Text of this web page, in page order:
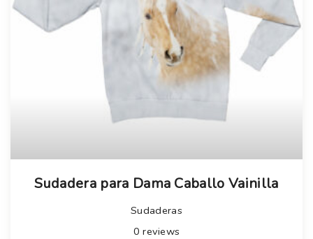
Sudadera para Dama Caballo Vainilla
Sudaderas
0 reviews